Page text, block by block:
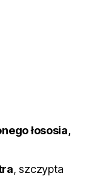
łososia,
, szczypta